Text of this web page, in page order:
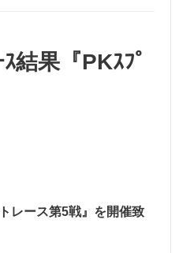
結果『PKｽﾌﾟ
レース第5戦』を開催致